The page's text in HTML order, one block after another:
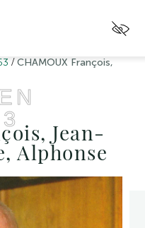
/CHAMOUX François,
Jean-
Alphonse